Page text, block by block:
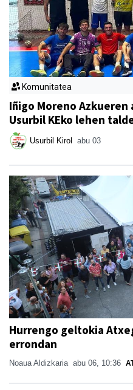
Komunitatea
Iñigo Moreno Azkueren
Usurbil KEko lehen
Usurbil Kirol abu 03
Hurrengo geltokia
errondan
Noaua Aldizkaria abu 06, 10:36